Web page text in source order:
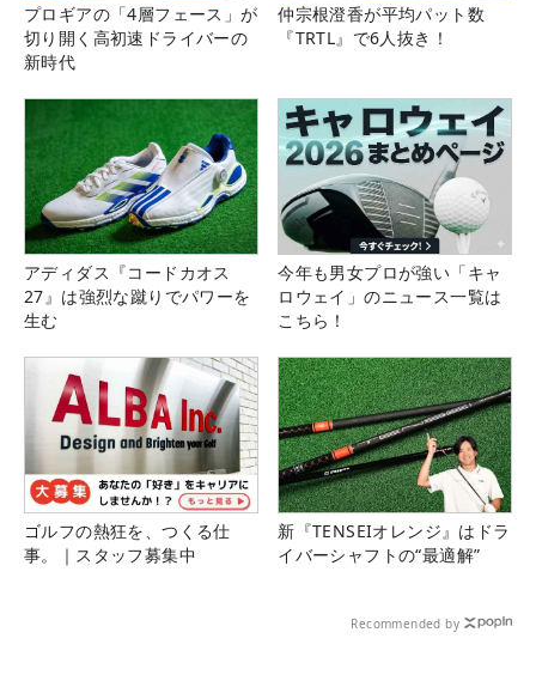
プロギアの「4層フェース」が
切り開く高初速ドライバーの
新時代
仲宗根澄香が平均パット数
『TRTL』で6人抜き！
アディダス『コードカオス
27』は強烈な蹴りでパワーを
生む
今年も男女プロが強い「キャ
ロウェイ」のニュース一覧は
こちら！
ゴルフの熱狂を、つくる仕
事。｜スタッフ募集中
新『TENSEIオレンジ』はドラ
イバーシャフトの“最適解”
Recommended by